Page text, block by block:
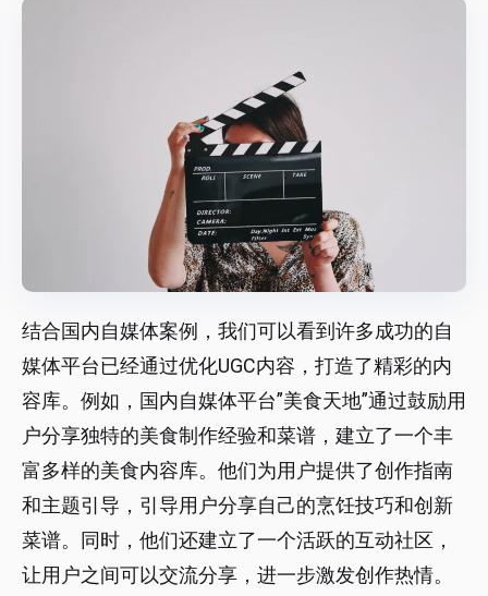
结合国内自媒体案例，我们可以看到许多成功的自
媒体平台已经通过优化UGC内容，打造了精彩的内
容库。例如，国内自媒体平台”美食天地”通过鼓励用
户分享独特的美食制作经验和菜谱，建立了一个丰
富多样的美食内容库。他们为用户提供了创作指南
和主题引导，引导用户分享自己的烹饪技巧和创新
菜谱。同时，他们还建立了一个活跃的互动社区，
让用户之间可以交流分享，进一步激发创作热情。